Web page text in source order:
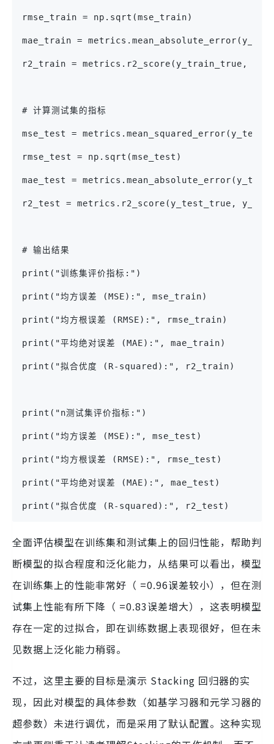
rmse_train = np.sqrt(mse_train)
mae_train =
r2_train = metrics.r2_score(y_train_true,
# 计算测试集的指标
mse_test =
rmse_test = np.sqrt(mse_test)
mae_test =
r2_test = metrics.r2_score(y_test_true,
# 输出结果
print("训练集评价指标:")
print("均方误差 (MSE):", mse_train)
print("均方根误差 (RMSE):", rmse_train)
print("平均绝对误差 (MAE):", mae_train)
print("拟合优度 (R-squared):", r2_train)
print("n测试集评价指标:")
print("均方误差 (MSE):", mse_test)
print("均方根误差 (RMSE):", rmse_test)
print("平均绝对误差 (MAE):", mae_test)
print("拟合优度 (R-squared):", r2_test)
全面评估模型在训练集和测试集上的回归性能，帮助判
断模型的拟合程度和泛化能力，从结果可以看出，模型
在训练集上的性能非常好（ =0.96误差较小），但在测
试集上性能有所下降（ =0.83误差增大），这表明模型
存在一定的过拟合，即在训练数据上表现很好，但在未
见数据上泛化能力稍弱。
不过，这里主要的目标是演示 Stacking 回归器的实
现，因此对模型的具体参数（如基学习器和元学习器的
超参数）未进行调优，而是采用了默认配置。这种实现